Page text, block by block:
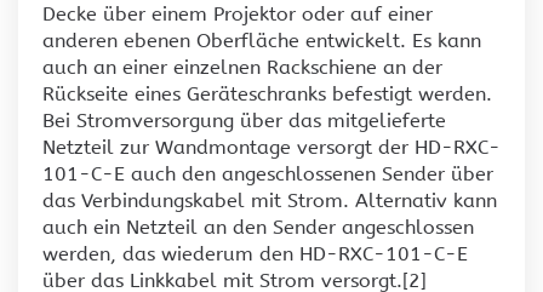
Decke über einem Projektor oder auf einer
anderen ebenen Oberfläche entwickelt. Es kann
auch an einer einzelnen Rackschiene an der
Rückseite eines Geräteschranks befestigt werden.
Bei Stromversorgung über das mitgelieferte
Netzteil zur Wandmontage versorgt der HD-RXC-
101-C-E auch den angeschlossenen Sender über
das Verbindungskabel mit Strom. Alternativ kann
auch ein Netzteil an den Sender angeschlossen
werden, das wiederum den HD-RXC-101-C-E
über das Linkkabel mit Strom versorgt.[2]